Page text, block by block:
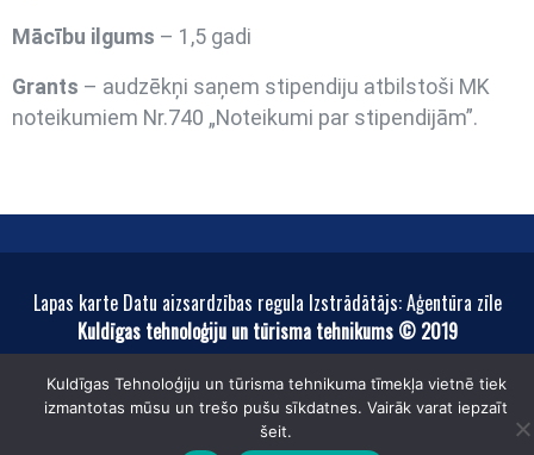
Mācību ilgums – 1,5 gadi
Grants – audzēkņi saņem stipendiju atbilstoši MK
noteikumiem Nr.740 „Noteikumi par stipendijām”.
Lapas karte Datu aizsardzības regula Izstrādātājs: Aģentūra zīle
Kuldīgas tehnoloģiju un tūrisma tehnikums © 2019
Kuldīgas Tehnoloģiju un tūrisma tehnikuma tīmekļa vietnē tiek
izmantotas mūsu un trešo pušu sīkdatnes. Vairāk varat iepzaīt
šeit.